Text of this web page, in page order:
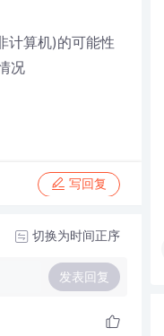
计算机)的可能性
况
写回复
切换为时间正序
发表回复